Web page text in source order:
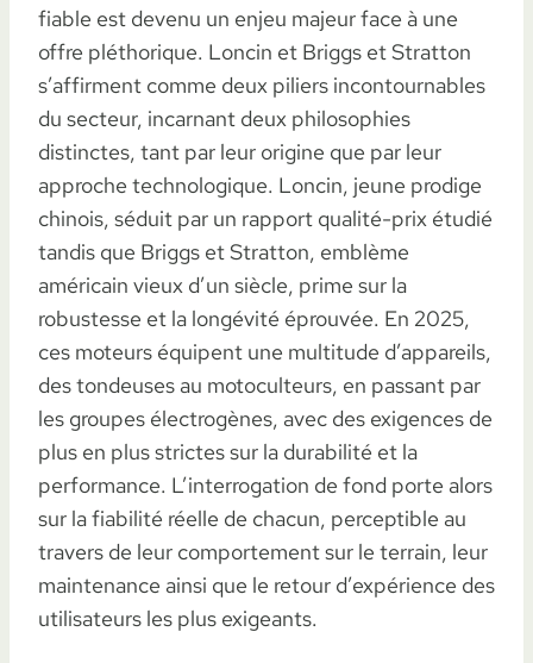
fiable est devenu un enjeu majeur face à une
offre pléthorique. Loncin et Briggs et Stratton
s’affirment comme deux piliers incontournables
du secteur, incarnant deux philosophies
distinctes, tant par leur origine que par leur
approche technologique. Loncin, jeune prodige
chinois, séduit par un rapport qualité-prix étudié
tandis que Briggs et Stratton, emblème
américain vieux d’un siècle, prime sur la
robustesse et la longévité éprouvée. En 2025,
ces moteurs équipent une multitude d’appareils,
des tondeuses au motoculteurs, en passant par
les groupes électrogènes, avec des exigences de
plus en plus strictes sur la durabilité et la
performance. L’interrogation de fond porte alors
sur la fiabilité réelle de chacun, perceptible au
travers de leur comportement sur le terrain, leur
maintenance ainsi que le retour d’expérience des
utilisateurs les plus exigeants.